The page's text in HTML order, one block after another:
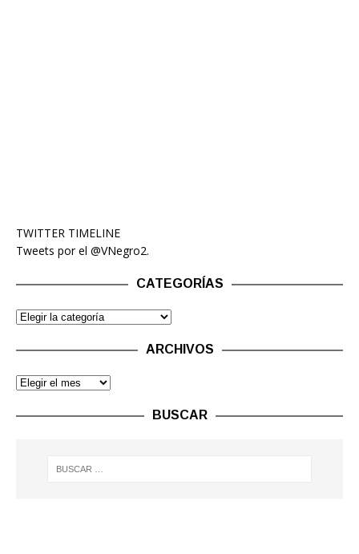
TWITTER TIMELINE
Tweets por el @VNegro2.
CATEGORÍAS
ARCHIVOS
BUSCAR